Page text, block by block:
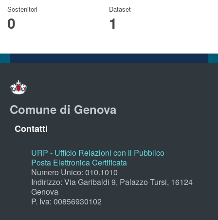
Sostenitori
0
Dataset
1
Comune di Genova
Contatti
URP - Ufficio Relazioni con il Pubblico
Posta Elettronica Certificata
Numero Unico: 010.1010
Indirizzo: Via Garibaldi 9, Palazzo Tursi, 16124
Genova
P. Iva: 00856930102